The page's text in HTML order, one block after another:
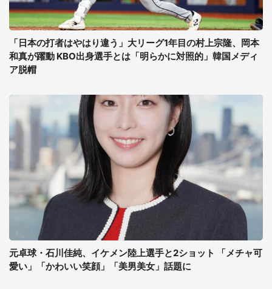
「日本の打者はやはり違う」大リーグ1年目の村上宗隆、岡本
和真が躍動 KBO出身選手とは「明らかに対照的」韓国メディ
ア脱帽
元卓球・石川佳純、イケメン陸上選手と2ショット 「メチャ可
愛い」「かわいい笑顔」「美男美女」話題に